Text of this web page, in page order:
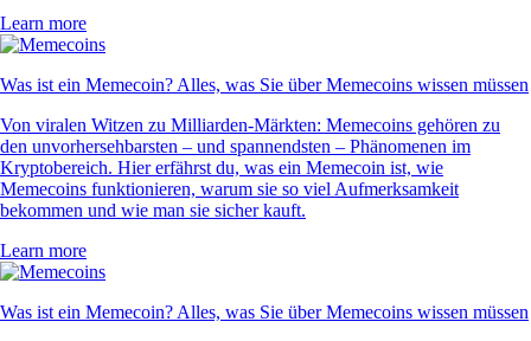
Learn more
Was ist ein Memecoin? Alles, was Sie über Memecoins wissen müssen
Von viralen Witzen zu Milliarden-Märkten: Memecoins gehören zu
den unvorhersehbarsten – und spannendsten – Phänomenen im
Kryptobereich. Hier erfährst du, was ein Memecoin ist, wie
Memecoins funktionieren, warum sie so viel Aufmerksamkeit
bekommen und wie man sie sicher kauft.
Learn more
Was ist ein Memecoin? Alles, was Sie über Memecoins wissen müssen